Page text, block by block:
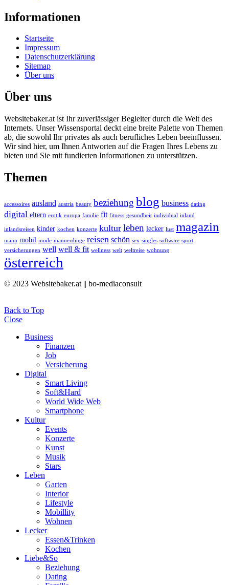
Informationen
Startseite
Impressum
Datenschutzerklärung
Sitemap
Über uns
Über uns
Websitebaker.at ist Ihr zuverlässiger Begleiter durch die Welt des
Internets. Unser Wissensportal deckt eine breite Palette von Themen
ab, die sowohl Ihr privates als auch berufliches Leben beeinflussen.
Wir sind hier, um Ihnen Antworten auf die Fragen Ihres Lebens zu
bieten und Sie mit fundierten Informationen zu unterstützen.
Themen
accessoires ausland austria beauty beziehung blog business dating
digital eltern erotik europa familie fit fitness gesundheit individual inland
inlandsreisen kinder kochen konzerte kultur leben lecker lust magazin
mann mobil mode männerdinge reisen schön sex singles software sport
versicherungen well well & fit wellness welt weltreise wohnung
österreich
© 2023 Websitebaker.at || bo-mediaconsult
Back to Top
Close
Business
Finanzen
Job
Versicherung
Digital
Smart Living
Soft&Hard
World Wide Web
Smartphone
Kultur
Events
Konzerte
Kunst
Musik
Stars
Leben
Garten
Interior
Lifestyle
Mobillity
Wohnen
Lecker
Essen&Trinken
Kochen
Liebe&So
Beziehung
Dating